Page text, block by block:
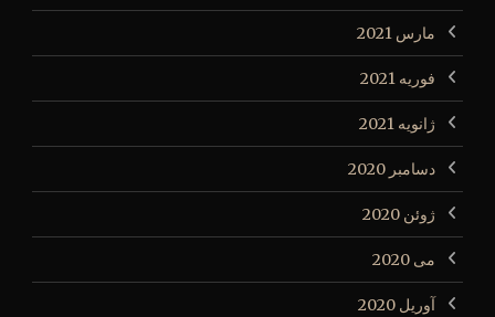
مارس 2021
فوریه 2021
ژانویه 2021
دسامبر 2020
ژوئن 2020
می 2020
آوریل 2020